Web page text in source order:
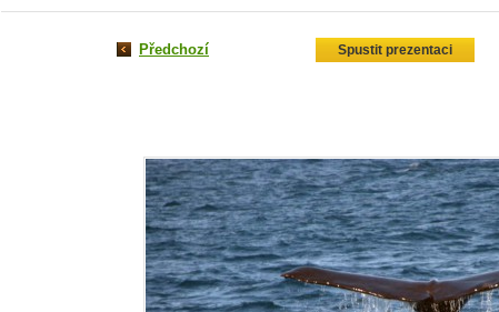
Předchozí Spustit prezentaci